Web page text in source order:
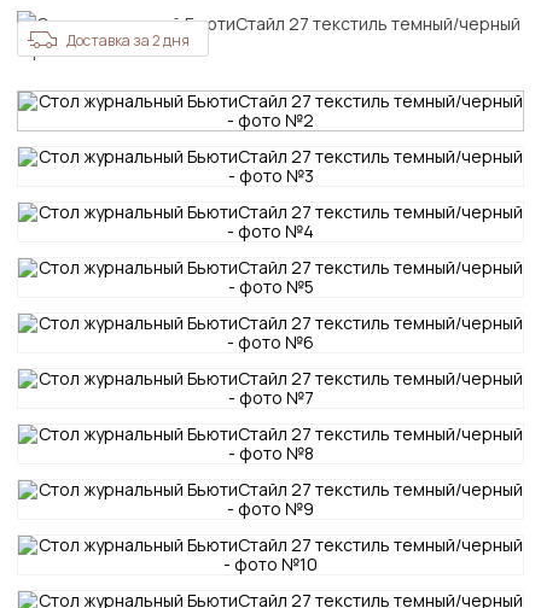
Доставка за 2 дня